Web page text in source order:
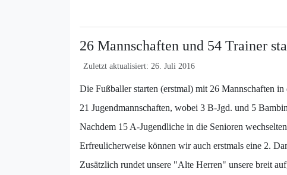
26 Mannschaften und 54 Trainer
Zuletzt aktualisiert: 26. Juli 2016
Die Fußballer starten (erstmal) mit 26 Mannschaften in
21 Jugendmannschaften, wobei 3 B-Jgd. und 5
Nachdem 15 A-Jugendliche in die Senioren
Erfreulicherweise können wir auch erstmals eine 2.
Zusätzlich rundet unsere "Alte Herren" unsere breit